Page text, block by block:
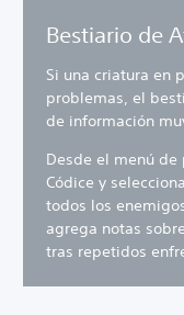
Bestiario de
Si una criatura en
problemas, el
de información
Desde el menú de
Códice y
todos los
agrega notas
tras repetidos